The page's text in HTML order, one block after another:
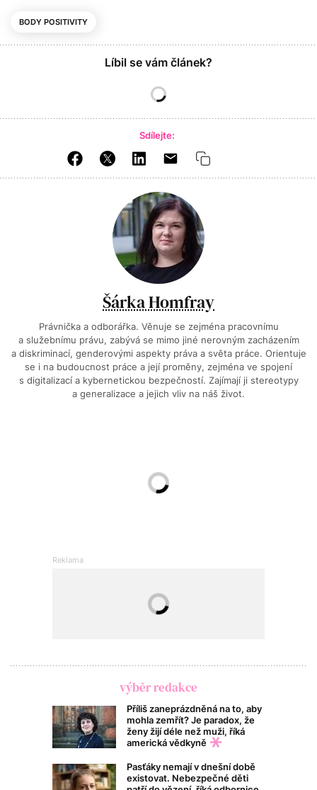
BODY POSITIVITY
Líbil se vám článek?
Sdílejte:
Šárka Homfray
Právnička a odborářka. Věnuje se zejména pracovnímu
a služebnímu právu, zabývá se mimo jiné nerovným zacházením
a diskriminací, genderovými aspekty práva a světa práce. Orientuje
se i na budoucnost práce a její proměny, zejména ve spojení
s digitalizací a kybernetickou bezpečností. Zajímají ji stereotypy
a generalizace a jejich vliv na náš život.
výběr redakce
Příliš zaneprázdněná na to, aby
mohla zemřít? Je paradox, že
ženy žijí déle než muži, říká
americká vědkyně
Pasťáky nemají v dnešní době
existovat. Nebezpečné děti